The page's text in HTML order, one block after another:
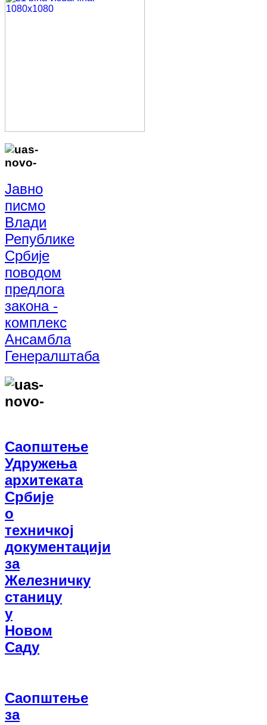
Јавно
писмо
Влади
Републике
Србије
поводом
предлога
закона -
комплекс
Ансамбла
Генералштаба
Саопштење
Удружења
архитеката
Србије
о
техничкој
документацији
за
Железничку
станицу
у
Новом
Саду
Саопштење
за